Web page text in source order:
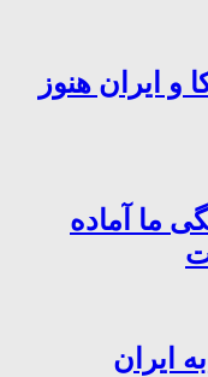
و ایران هنوز
ما آماده
ایران